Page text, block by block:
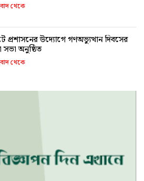
থেকে
প্রশাসনের উদ্যোগে গণঅভ্যুত্থান দিবসের
অনুষ্ঠিত
থেকে